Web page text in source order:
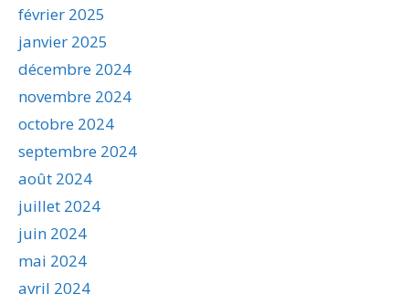
février 2025
janvier 2025
décembre 2024
novembre 2024
octobre 2024
septembre 2024
août 2024
juillet 2024
juin 2024
mai 2024
avril 2024